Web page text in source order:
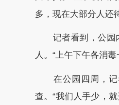
多，现在大部分人还
记者看到，公园内
人。“上午下午各消
在公园四周，记
查。“我们人手少，